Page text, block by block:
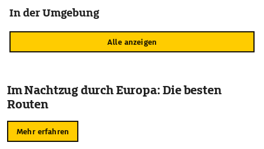
In der Umgebung
Alle anzeigen
Im Nachtzug durch Europa: Die besten
Routen
Mehr erfahren